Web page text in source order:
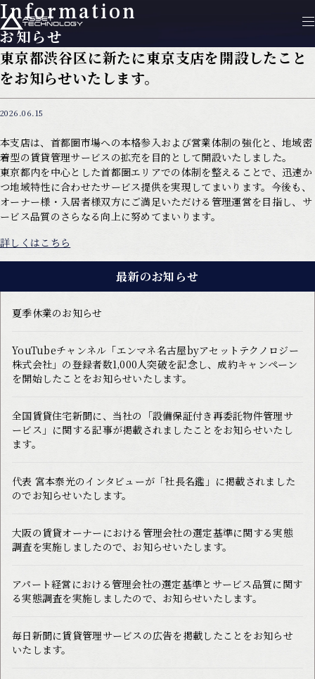
Information
お知らせ
東京都渋谷区に新たに東京支店を開設したこと
をお知らせいたします。
2026.06.15
本支店は、首都圏市場への本格参入および営業体制の強化と、地域密
着型の賃貸管理サービスの拡充を目的として開設いたしました。
東京都内を中心とした首都圏エリアでの体制を整えることで、迅速か
つ地域特性に合わせたサービス提供を実現してまいります。今後も、
オーナー様・入居者様双方にご満足いただける管理運営を目指し、サ
ービス品質のさらなる向上に努めてまいります。
詳しくはこちら
最新のお知らせ
夏季休業のお知らせ
YouTubeチャンネル「エンマネ名古屋byアセットテクノロジー
株式会社」の登録者数1,000人突破を記念し、成約キャンペーン
を開始したことをお知らせいたします。
全国賃貸住宅新聞に、当社の「設備保証付き再委託物件管理サ
ービス」に関する記事が掲載されましたことをお知らせいたし
ます。
代表 宮本泰光のインタビューが「社長名鑑」に掲載されました
のでお知らせいたします。
大阪の賃貸オーナーにおける管理会社の選定基準に関する実態
調査を実施しましたので、お知らせいたします。
アパート経営における管理会社の選定基準とサービス品質に関す
る実態調査を実施しましたので、お知らせいたします。
毎日新聞に賃貸管理サービスの広告を掲載したことをお知らせ
いたします。